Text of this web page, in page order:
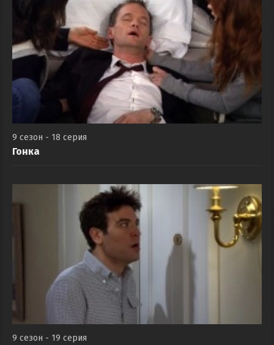
9 сезон - 18 серия
Гонка
9 сезон - 19 серия